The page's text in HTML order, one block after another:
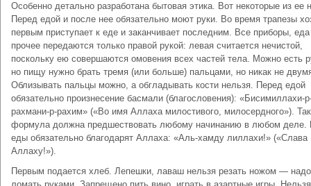
Особенно детально разработана бытовая этика. Вот некоторые из ее
Перед едой и после нее обязательно моют руки. Во время трапезы
первым приступает к еде и заканчивает последним. Все приборы,
прочее передаются только правой рукой: левая считается нечистой,
поскольку ею совершаются омовения всех частей тела. Можно есть
но пищу нужно брать тремя (или больше) пальцами, но никак не
Облизывать пальцы можно, а обгладывать кости нельзя. Перед едой
обязательно произнесение басмали (благословения): «Бисимиллахи-
рахмани-р-рахим» («Во имя Аллаха милостивого, милосердного»).
формула должна предшествовать любому начинанию в любом деле.
еды обязательно благодарят Аллаха: «Аль-хамду лиллахи!» («Слава
Аллаху!»).
Первым подается хлеб. Лепешки, лаваш нельзя резать ножом — надо